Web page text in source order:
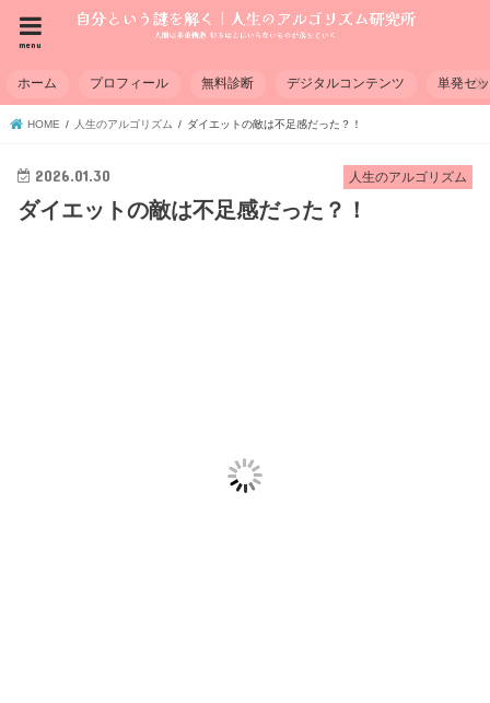
menu
ホーム プロフィール 無料診断 デジタルコンテンツ 単発セ
HOME 人生のアルゴリズム ダイエットの敵は不足感だった？！
人生のアルゴリズム
2026.01.30
ダイエットの敵は不足感だった？！